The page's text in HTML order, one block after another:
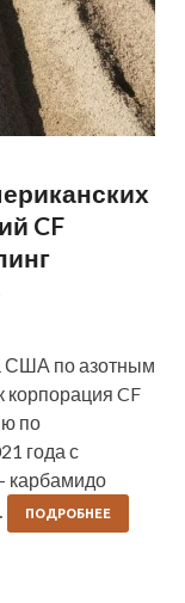
CF
США по азотным
корпорация CF
по
года с
карбамидо
ПОДРОБНЕЕ